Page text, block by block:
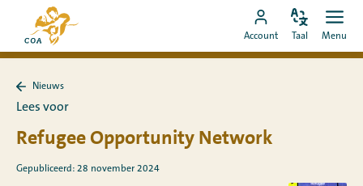
naar
content
Naar
de
startpagina
MyCOA
Ga
naar
Account
Pas
taal
Taal Menu
naar
Nieuws
Lees voor
Refugee Opportunity Network
Gepubliceerd: 28 november 2024